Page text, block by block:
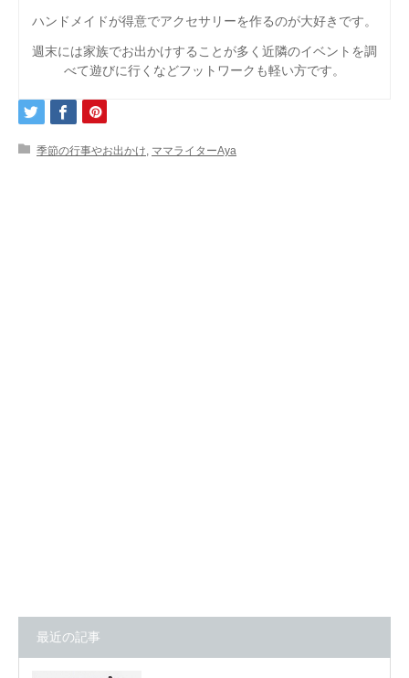
ハンドメイドが得意でアクセサリーを作るのが大好きです。
週末には家族でお出かけすることが多く近隣のイベントを調
べて遊びに行くなどフットワークも軽い方です。
季節の行事やお出かけ, ママライターAya
最近の記事